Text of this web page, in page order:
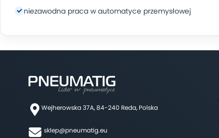
niezawodna praca w automatyce przemysłowej
Wejherowska 37A, 84-240 Reda, Polska
sklep@pneumatig.eu